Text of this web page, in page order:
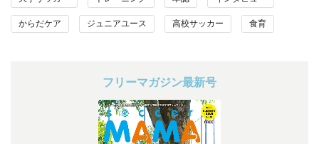
からだケア ジュニアユース 高校サッカー 食育
フリーマガジン最新号